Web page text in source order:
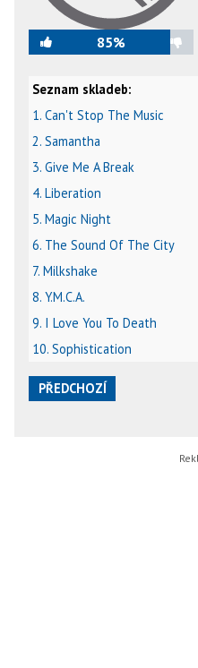
85%
Seznam skladeb:
1. Can't Stop The Music
2. Samantha
3. Give Me A Break
4. Liberation
5. Magic Night
6. The Sound Of The City
7. Milkshake
8. Y.M.C.A.
9. I Love You To Death
10. Sophistication
PŘEDCHOZÍ